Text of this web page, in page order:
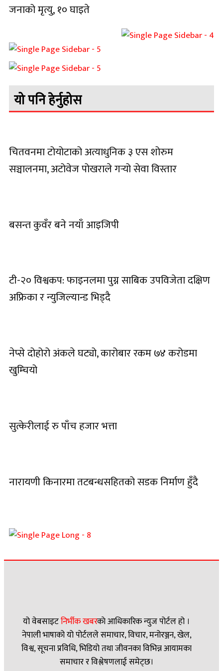
जनाको मृत्यु, १० घाइते
यो पनि हेर्नुहोस
चितवनमा टोयोटाको अत्याधुनिक ३ एस शोरुम
सञ्चालनमा, अटोवेज पोखराले गर्‍यो सेवा विस्तार
बसन्त कुवँर बने नयाँ आइजिपी
टी-२० विश्वकप: फाइनलमा पुग्न साबिक उपविजेता दक्षिण
अफ्रिका र न्युजिल्यान्ड भिड्दै
नेप्से दोहोरो अंकले घट्यो, कारोबार रकम ७४ करोडमा
खुम्चियो
सुत्केरीलाई रु पाँच हजार भत्ता
नारायणी किनारमा तटबन्धसहितको सडक निर्माण हुँदै
यो वेबसाइटनिर्भीक खबरकाे आधिकारिक न्युज पोर्टल हो ।
नेपाली भाषाको यो पोर्टलले समाचार, विचार, मनोरञ्जन, खेल,
विश्व, सूचना प्रविधि, भिडियो तथा जीवनका विभिन्न आयामका
समाचार र विश्लेषणलाई समेट्छ।